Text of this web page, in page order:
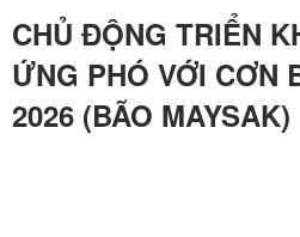
CHỦ ĐỘNG TRIỂN
ỨNG PHÓ VỚI CƠN
2026 (BÃO MAYSAK)